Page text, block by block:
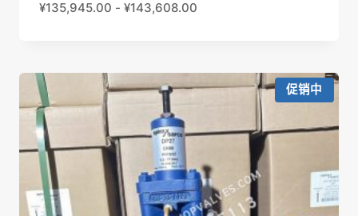
¥135,945.00 - ¥143,608.00
促销中